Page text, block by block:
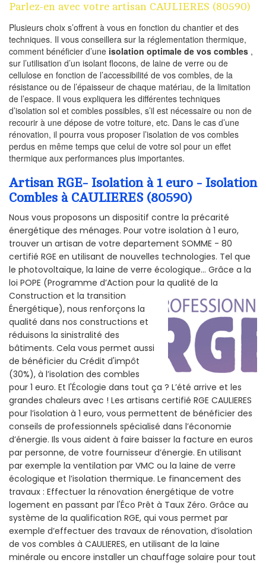
Parlez-en avec votre artisan CAULIERES (80590)
Plusieurs choix s’offrent à vous en fonction du chantier et des
techniques. Il vous conseillera sur la réglementation thermique,
comment bénéficier d’une isolation optimale de vos combles ,
sur l’utilisation d’un isolant flocons, de laine de verre ou de
cellulose en fonction de l’accessibilité de vos combles, de la
résistance ou de l’épaisseur de chaque matériau, de la limitation
de l’espace. Il vous expliquera les différentes techniques
d’isolation sol et combles possibles, s’il est nécessaire ou non de
recourir à une dépose de votre toiture, etc. Dans le cas d’une
rénovation, il pourra vous proposer l’isolation de vos combles
perdus en même temps que celui de votre sol pour un effet
thermique aux performances plus importantes.
Artisan RGE- Isolation à 1 euro - Isolation
Combles à CAULIERES (80590)
Nous vous proposons un dispositif contre la précarité
énergétique des ménages. Pour votre isolation à 1 euro,
trouver un artisan de votre departement SOMME - 80
certifié RGE en utilisant de nouvelles technologies. Tel que
le photovoltaïque, la laine de verre écologique... Grâce a la
loi POPE (Programme d’Action pour la qualité de la
Construction et la transition
Énergétique), nous renforçons la
qualité dans nos constructions et
réduisons la sinistralité des
bâtiments. Cela vous permet aussi
de bénéficier du Crédit d'impôt
(30%), à l’isolation des combles
pour 1 euro. Et l'Écologie dans tout ça ? L’été arrive et les
grandes chaleurs avec ! Les artisans certifié RGE CAULIERES
pour l’isolation à 1 euro, vous permettent de bénéficier des
conseils de professionnels spécialisé dans l’économie
d’énergie. Ils vous aident à faire baisser la facture en euros
par personne, de votre fournisseur d’énergie. En utilisant
par exemple la ventilation par VMC ou la laine de verre
écologique et l’isolation thermique. Le financement des
travaux : Effectuer la rénovation énergétique de votre
logement en passant par l'Éco Prêt à Taux Zéro. Grâce au
système de la qualification RGE, qui vous permet par
exemple d’effectuer des travaux de rénovation, d’isolation
de vos combles à CAULIERES, en utilisant de la laine
minérale ou encore installer un chauffage solaire pour tout